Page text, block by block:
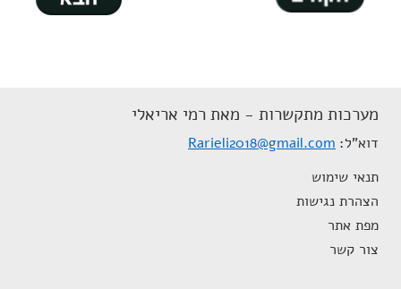
מערכות מתקשרות - מאת רמי אריאלי
דוא"ל Rarieli2018@gmail.com
תנאי שימוש
הצהרת נגישות
מפת אתר
צור קשר